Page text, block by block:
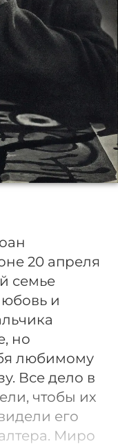
20 апреля
семье
и
но
любимому
Все дело в
чтобы их
его
Миро